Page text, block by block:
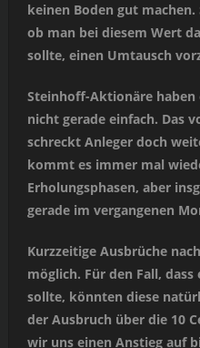
keinen Boden gut
ob man bei diesem Wert
sollte, einen Umtausch
Steinhoff-Aktionäre
nicht gerade einfach. Das
schreckt Anleger doch
kommt es immer mal
Erholungsphasen, aber
gerade im vergangenen
Kurzzeitige Ausbrüche
möglich. Für den Fall,
sollte, könnten diese
der Ausbruch über die 10
wir uns einen Anstieg auf